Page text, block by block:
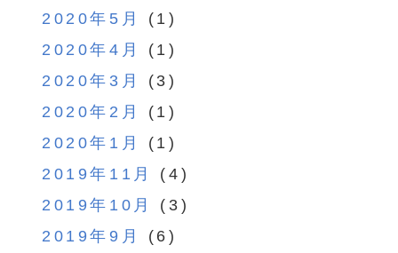
2020年5月
(1)
2020年4月
(1)
2020年3月
(3)
2020年2月
(1)
2020年1月
(1)
2019年11月
(4)
2019年10月
(3)
2019年9月
(6)